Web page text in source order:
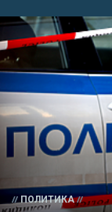
ПОЛИТИКА